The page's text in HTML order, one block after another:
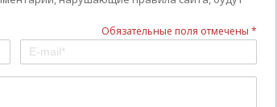
Обязательные поля отмечены *